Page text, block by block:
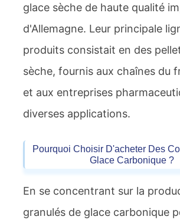
glace sèche de haute qualité
d'Allemagne. Leur principale
produits consistait en des
sèche, fournis aux chaînes du
et aux entreprises
diverses applications.
Pourquoi Choisir D'acheter Des
Glace Carbonique ?
En se concentrant sur la
granulés de glace carbonique